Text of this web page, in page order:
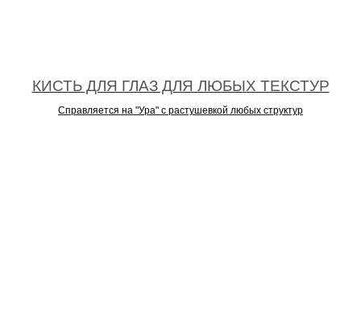
КИСТЬ ДЛЯ ГЛАЗ ДЛЯ ЛЮБЫХ ТЕКСТУР
Справляется на "Ура" с растушевкой любых структур